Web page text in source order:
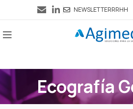
NEWSLETTERRRHH
Ecografía